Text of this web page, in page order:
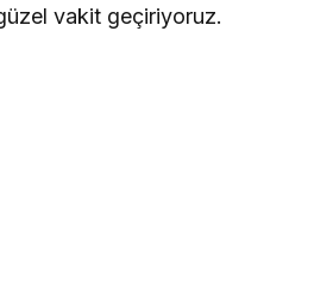
vakit geçiriyoruz.